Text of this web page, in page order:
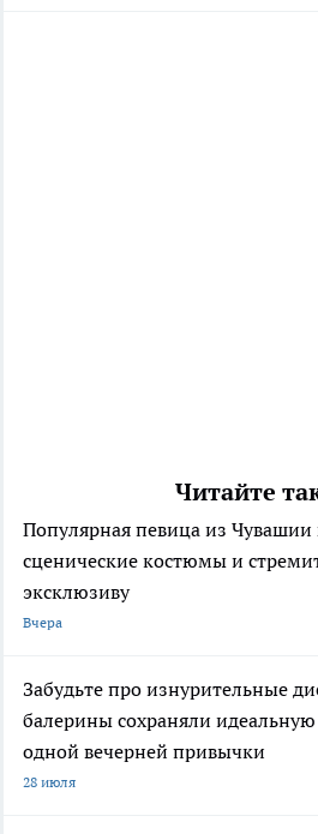
Читайте
Популярная певица из
сценические костюмы и
эксклюзиву
Вчера
Забудьте про изнурительные
балерины сохраняли
одной вечерней привычки
28 июля